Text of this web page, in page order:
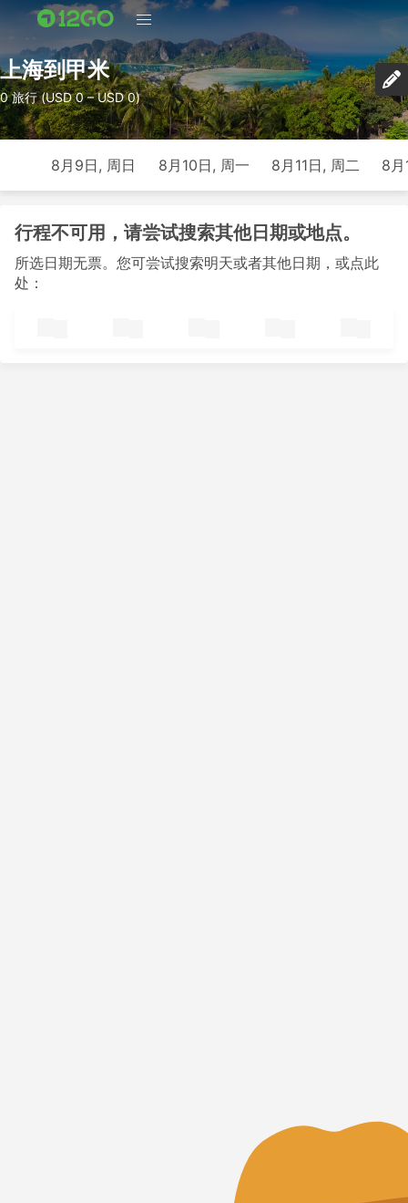
上海到甲米
0 旅行 (USD 0 – USD 0)
8月9日, 周日 8月10日, 周一 8月11日, 周二 8
行程不可用，请尝试搜索其他日期或地点。
所选日期无票。您可尝试搜索明天或者其他日期，或点此
处：